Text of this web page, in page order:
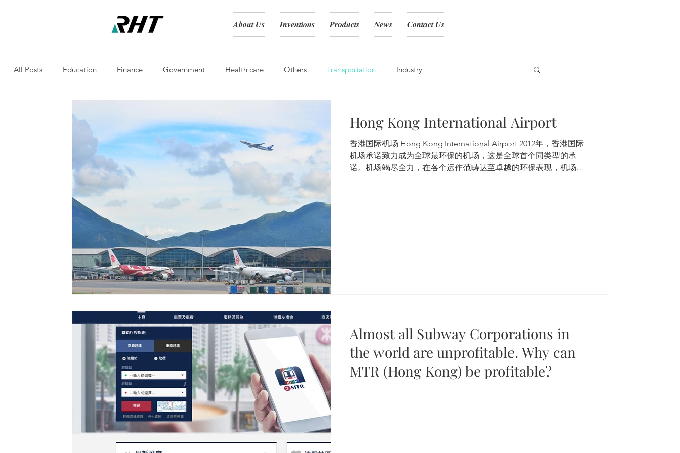
About Us Inventions Products News Contact Us
All Posts Education Finance Government Health care Others Transportation Industry
Hong Kong International Airport
香港国际机场 Hong Kong International Airport 2012年，香港国际
机场承诺致力成为全球最环保的机场，这是全球首个同类型的承
诺。机场竭尽全力，在各个运作范畴达至卓越的环保表现，机场管
Almost all Subway Corporations in
the world are unprofitable. Why can
MTR (Hong Kong) be profitable?